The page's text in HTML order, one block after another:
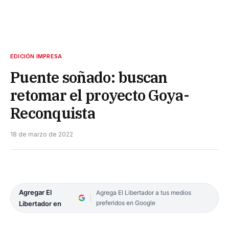
EDICIÓN IMPRESA
Puente soñado: buscan
retomar el proyecto Goya-
Reconquista
18 de marzo de 2022
Agregar El
Libertador en
Agrega El Libertador a tus medios
preferidos en Google